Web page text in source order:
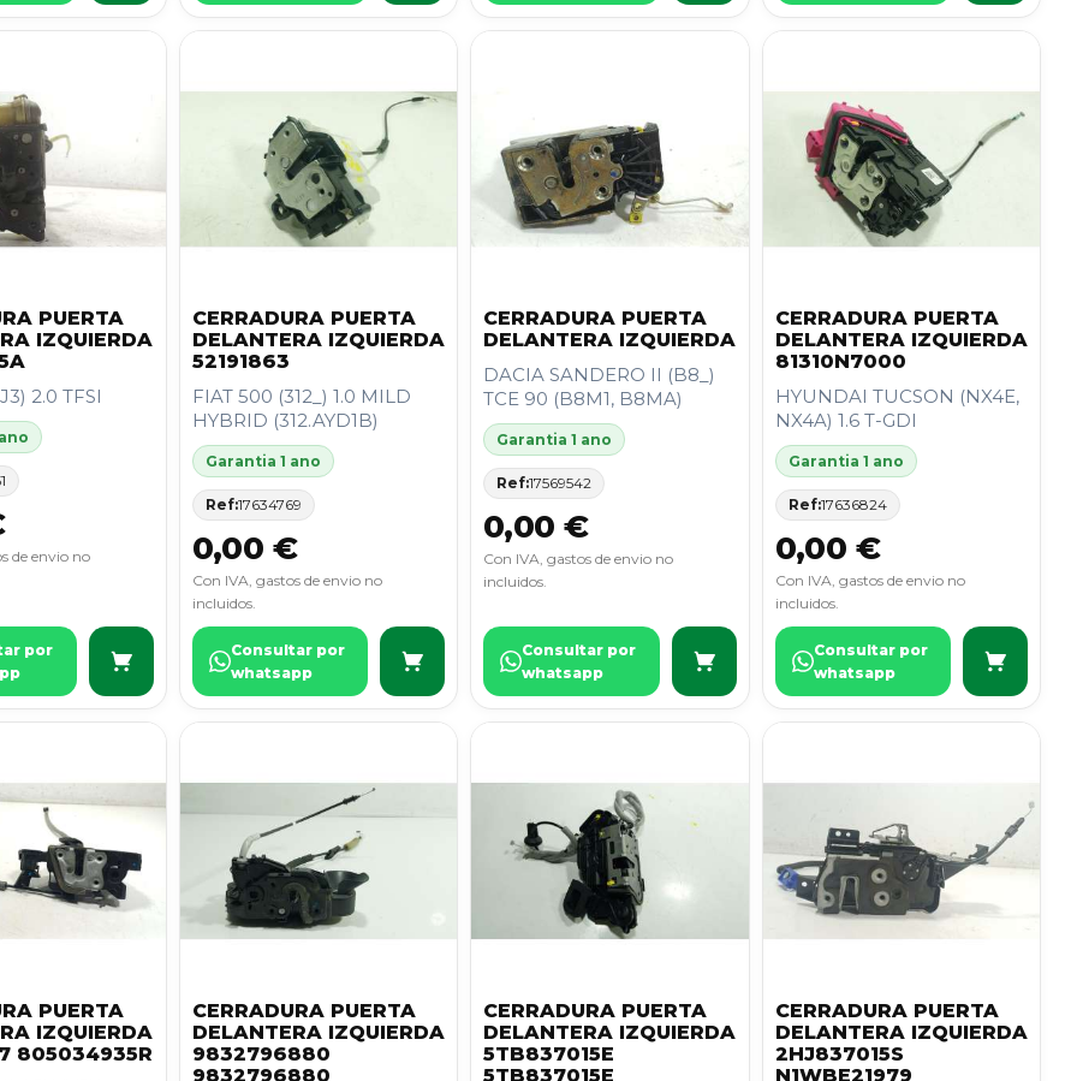
PUERTA
IZQUIERDA
2.0 TFSI
de envio no
por
CERRADURA PUERTA
DELANTERA IZQUIERDA
52191863
FIAT 500 (312_) 1.0 MILD
HYBRID (312.AYD1B)
Garantia 1 ano
Ref:17634769
0,00 €
Con IVA, gastos de envio no
incluidos.
Consultar por
whatsapp
CERRADURA PUERTA
DELANTERA IZQUIERDA
DACIA SANDERO II (B8_)
TCE 90 (B8M1, B8MA)
Garantia 1 ano
Ref:17569542
0,00 €
Con IVA, gastos de envio no
incluidos.
Consultar por
whatsapp
CERRADURA PUERTA
DELANTERA IZQUIERDA
81310N7000
HYUNDAI TUCSON (NX4E,
NX4A) 1.6 T-GDI
Garantia 1 ano
Ref:17636824
0,00 €
Con IVA, gastos de envio no
incluidos.
Consultar por
whatsapp
PUERTA
IZQUIERDA
805034935R
CERRADURA PUERTA
DELANTERA IZQUIERDA
9832796880
9832796880
CERRADURA PUERTA
DELANTERA IZQUIERDA
5TB837015E
5TB837015E
CERRADURA PUERTA
DELANTERA IZQUIERDA
2HJ837015S
N1WBE21979